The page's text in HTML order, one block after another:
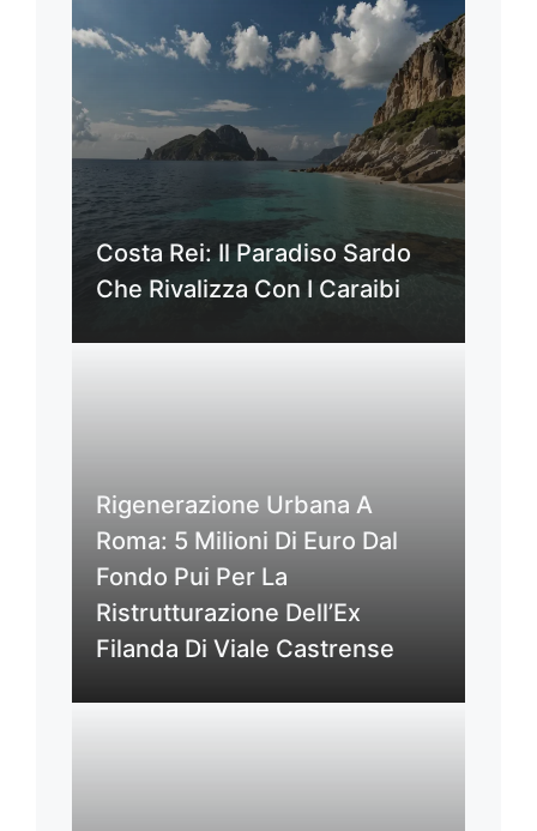
Costa Rei: Il Paradiso Sardo
Che Rivalizza Con I Caraibi
Rigenerazione Urbana A
Roma: 5 Milioni Di Euro Dal
Fondo Pui Per La
Ristrutturazione Dell’Ex
Filanda Di Viale Castrense